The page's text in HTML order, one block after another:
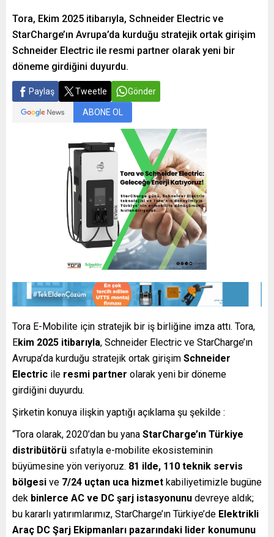
Tora, Ekim 2025 itibarıyla, Schneider Electric ve
StarCharge’ın Avrupa’da kurduğu stratejik ortak girişim
Schneider Electric ile resmi partner olarak yeni bir
döneme girdiğini duyurdu.
Paylaş Tweetle Gönder
ABONE OL
Tora E-Mobilite için stratejik bir iş birliğine imza attı. Tora,
Ekim 2025 itibarıyla, Schneider Electric ve StarCharge’ın
Avrupa’da kurduğu stratejik ortak girişim Schneider
Electric ile resmi partner olarak yeni bir döneme
girdiğini duyurdu.
Şirketin konuya ilişkin yaptığı açıklama şu şekilde :
“Tora olarak, 2020’dan bu yana StarCharge’ın Türkiye
distribütörü sıfatıyla e-mobilite ekosisteminin
büyümesine yön veriyoruz. 81 ilde, 110 teknik servis
bölgesi ve 7/24 uçtan uca hizmet kabiliyetimizle bugüne
dek binlerce AC ve DC şarj istasyonunu devreye aldık;
bu kararlı yatırımlarımız, StarCharge’ın Türkiye’de Elektrikli
Araç DC Şarj Ekipmanları pazarındaki lider konumunu